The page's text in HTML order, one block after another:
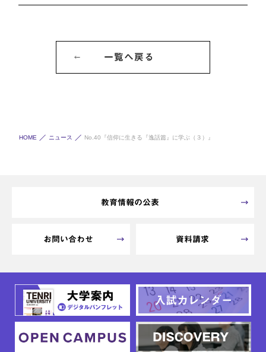
一覧へ戻る
HOME ニュース No.40『信仰に生きる『逸話篇』に学ぶ（３）』
教育情報の公表
お問い合わせ 資料請求